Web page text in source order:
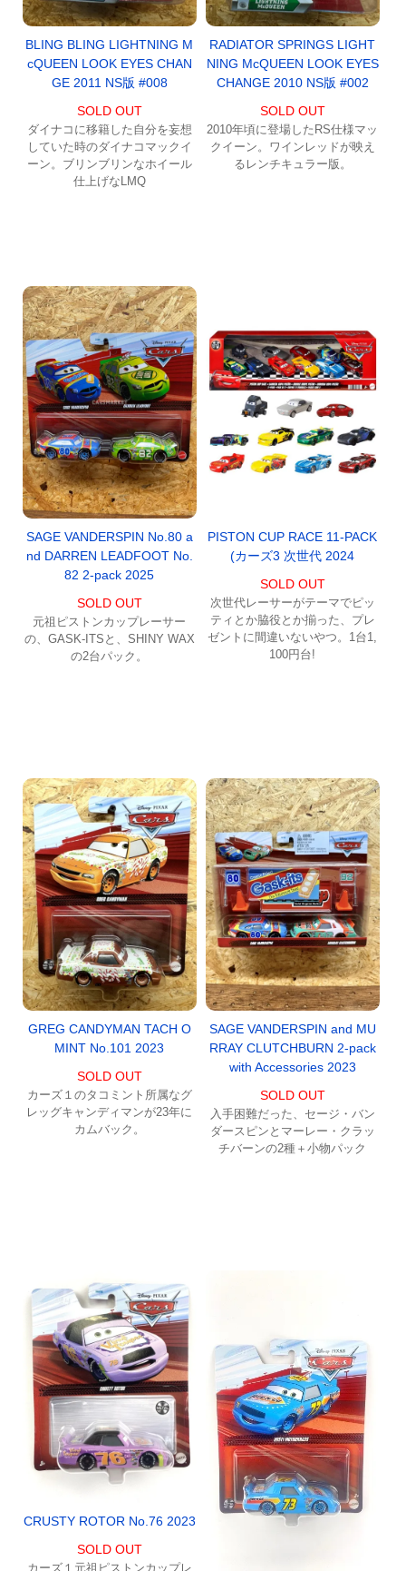
BLING BLING LIGHTNING M
cQUEEN LOOK EYES CHAN
GE 2011 NS版 #008
SOLD OUT
ダイナコに移籍した自分を妄想
していた時のダイナコマックイ
ーン。ブリンブリンなホイール
仕上げなLMQ
RADIATOR SPRINGS LIGHT
NING McQUEEN LOOK EYES
CHANGE 2010 NS版 #002
SOLD OUT
2010年頃に登場したRS仕様マッ
クイーン。ワインレッドが映え
るレンチキュラー版。
SAGE VANDERSPIN No.80 a
nd DARREN LEADFOOT No.
82 2-pack 2025
SOLD OUT
元祖ピストンカップレーサー
の、GASK-ITSと、SHINY WAX
の2台パック。
PISTON CUP RACE 11-PACK
(カーズ3 次世代 2024
SOLD OUT
次世代レーサーがテーマでピッ
ティとか脇役とか揃った、プレ
ゼントに間違いないやつ。1台1,
100円台!
GREG CANDYMAN TACH O
MINT No.101 2023
SOLD OUT
カーズ１のタコミント所属なグ
レッグキャンディマンが23年に
カムバック。
SAGE VANDERSPIN and MU
RRAY CLUTCHBURN 2-pack
with Accessories 2023
SOLD OUT
入手困難だった、セージ・バン
ダースピンとマーレー・クラッ
チバーンの2種＋小物パック
CRUSTY ROTOR No.76 2023
SOLD OUT
カーズ１元祖ピストンカップレ